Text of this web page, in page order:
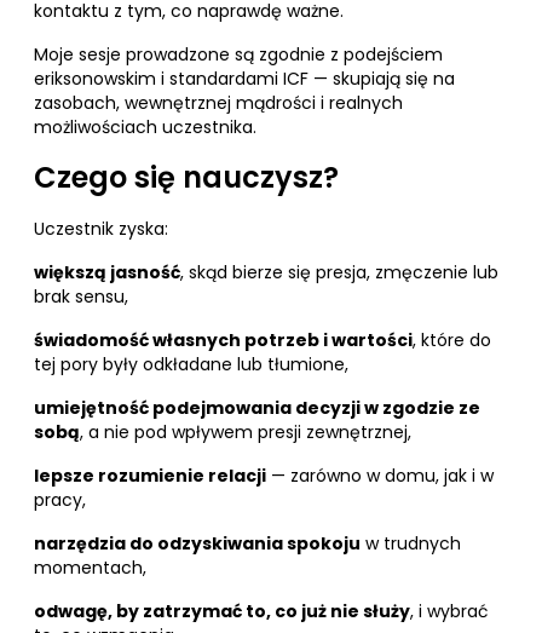
kontaktu z tym, co naprawdę ważne.
Moje sesje prowadzone są zgodnie z podejściem
eriksonowskim i standardami ICF — skupiają się na
zasobach, wewnętrznej mądrości i realnych
możliwościach uczestnika.
Czego się nauczysz?
Uczestnik zyska:
większą jasność, skąd bierze się presja, zmęczenie lub
brak sensu,
świadomość własnych potrzeb i wartości, które do
tej pory były odkładane lub tłumione,
umiejętność podejmowania decyzji w zgodzie ze
sobą, a nie pod wpływem presji zewnętrznej,
lepsze rozumienie relacji — zarówno w domu, jak i w
pracy,
narzędzia do odzyskiwania spokoju w trudnych
momentach,
odwagę, by zatrzymać to, co już nie służy, i wybrać